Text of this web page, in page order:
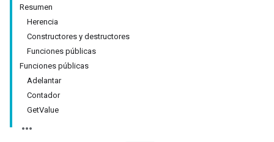
Resumen
Herencia
Constructores y destructores
Funciones públicas
Funciones públicas
Adelantar
Contador
GetValue